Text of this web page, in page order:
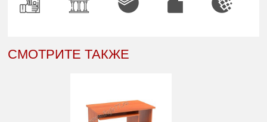
СМОТРИТЕ ТАКЖЕ